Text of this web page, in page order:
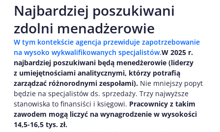
Najbardziej poszukiwani
zdolni menadżerowie
W tym kontekście agencja przewiduje zapotrzebowanie
na wysoko wykwalifikowanych specjalistów.W 2025 r.
najbardziej poszukiwani będą menedżerowie (liderzy
z umiejętnościami analitycznymi, którzy potrafią
zarządzać różnorodnymi zespołami). Nie mniejszy popyt
będzie na specjalistów ds. sprzedaży. Trzy najwyższe
stanowiska to finansiści i księgowi. Pracownicy z takim
zawodem mogą liczyć na wynagrodzenie w wysokości
14,5-16,5 tys. zł.